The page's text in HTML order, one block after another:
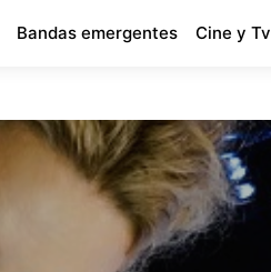
Bandas emergentes Cine y Tv